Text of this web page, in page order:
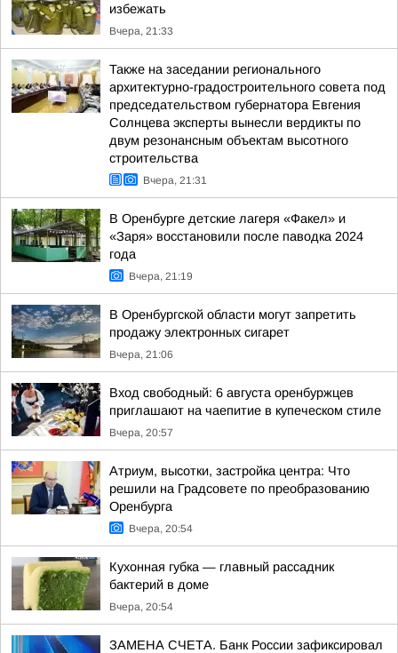
избежать
Вчера, 21:33
Также на заседании регионального
архитектурно-градостроительного совета под
председательством губернатора Евгения
Солнцева эксперты вынесли вердикты по
двум резонансным объектам высотного
строительства
Вчера, 21:31
В Оренбурге детские лагеря «Факел» и
«Заря» восстановили после паводка 2024
года
Вчера, 21:19
В Оренбургской области могут запретить
продажу электронных сигарет
Вчера, 21:06
Вход свободный: 6 августа оренбуржцев
приглашают на чаепитие в купеческом стиле
Вчера, 20:57
Атриум, высотки, застройка центра: Что
решили на Градсовете по преобразованию
Оренбурга
Вчера, 20:54
Кухонная губка — главный рассадник
бактерий в доме
Вчера, 20:54
ЗАМЕНА СЧЕТА. Банк России зафиксировал